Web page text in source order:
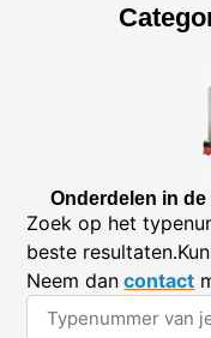
Onderdelen in
Zoek op het
beste
Neem dan contact